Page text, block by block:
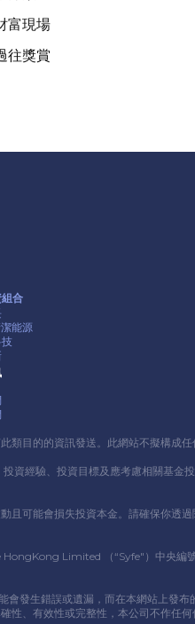
富現場
往獎賞
合
能源
⽬的的資訊發送。此網站不擬構成任
資經驗、投資⽬標及應考慮相關基⾦
且可能會損失投資本⾦。請確保你透
HongKong Limited （“Syfe"）中央編
發⽣錯誤或遺漏，⽽在本網站上發布
性、有效性或完整性，本公司不作任